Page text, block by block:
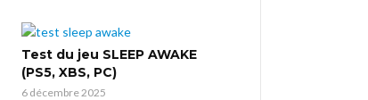
Test du jeu SLEEP AWAKE
(PS5, XBS, PC)
6 décembre 2025